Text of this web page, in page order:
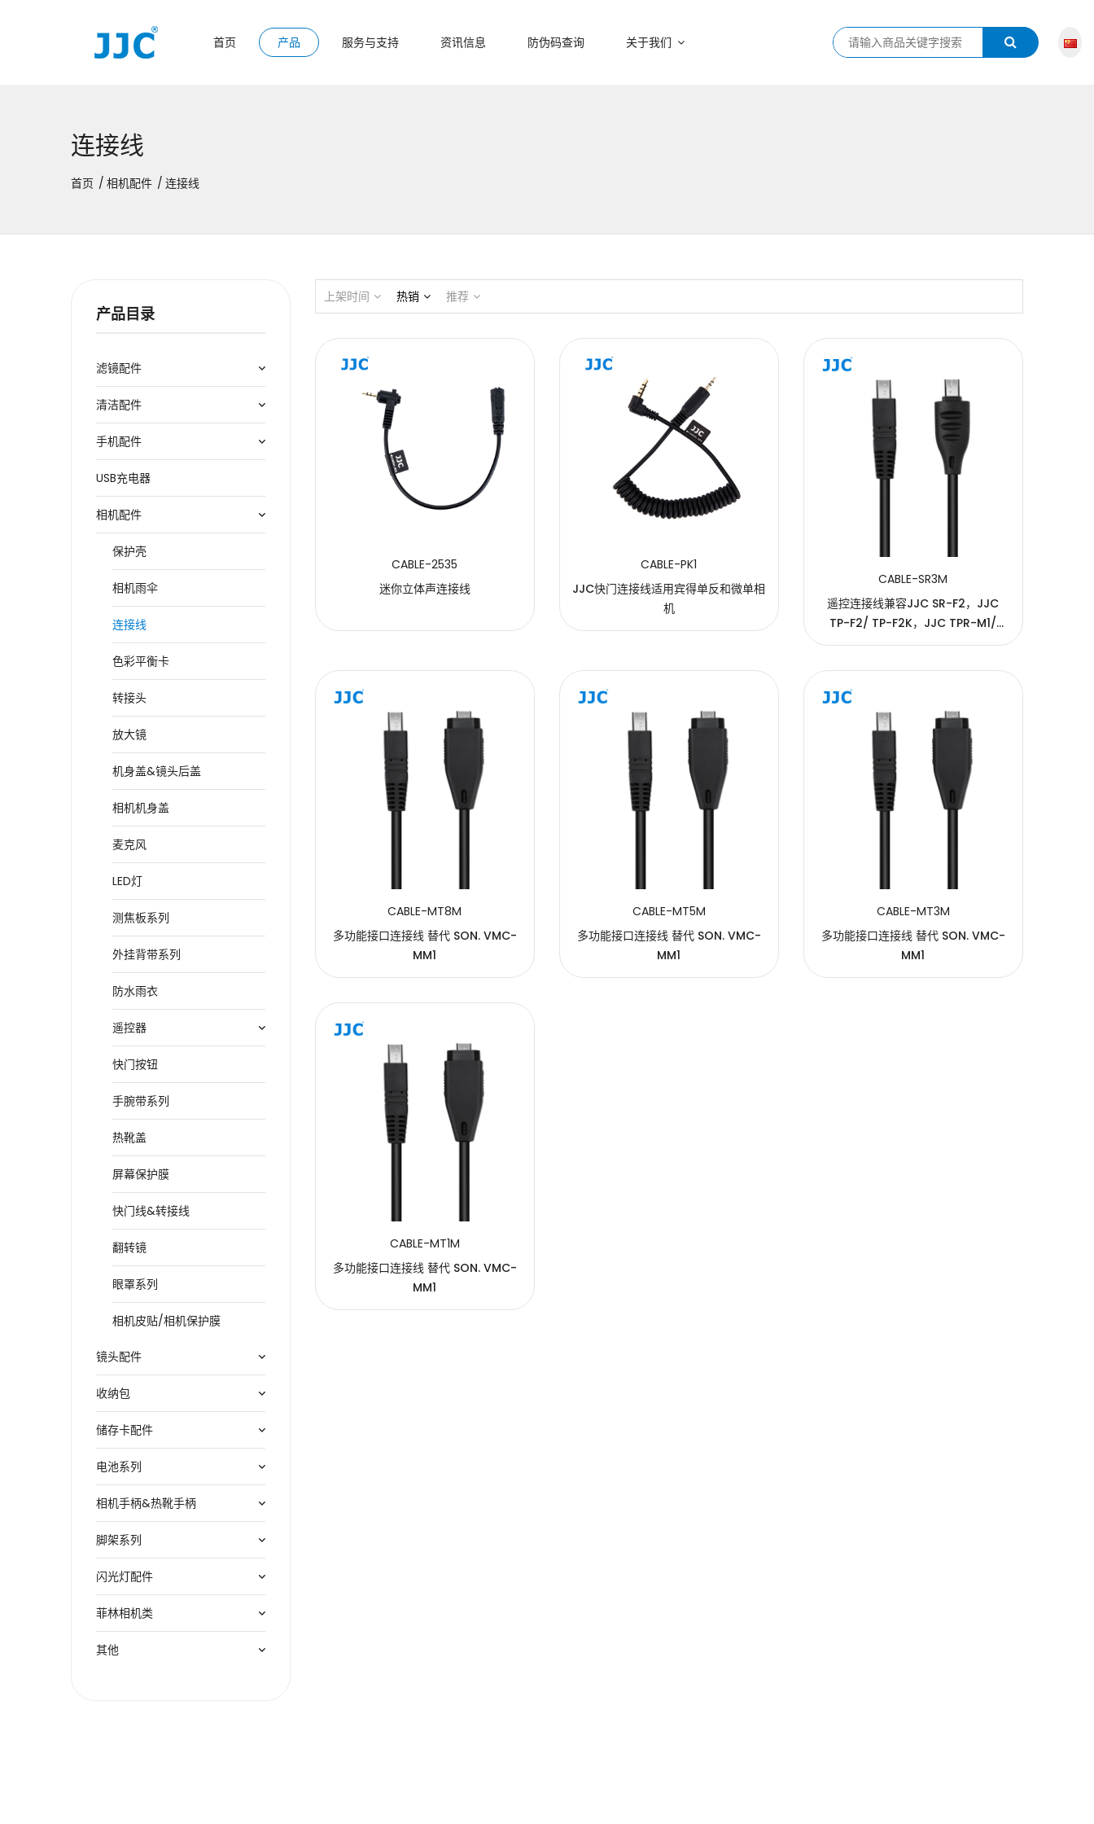
首页 产品 服务与支持 资讯信息 防伪码查询 关于我们
连接线
首页 相机配件 连接线
产品目录
滤镜配件
清洁配件
手机配件
USB充电器
相机配件
保护壳
相机雨伞
连接线
色彩平衡卡
转接头
放大镜
机身盖&镜头后盖
相机机身盖
麦克风
LED灯
测焦板系列
外挂背带系列
防水雨衣
遥控器
快门按钮
手腕带系列
热靴盖
屏幕保护膜
快门线&转接线
翻转镜
眼罩系列
相机皮贴/相机保护膜
镜头配件
收纳包
储存卡配件
电池系列
相机手柄&热靴手柄
脚架系列
闪光灯配件
菲林相机类
其他
上架时间 热销 推荐
CABLE-2535
迷你立体声连接线
CABLE-PK1
JJC快门连接线适用宾得单反和微单相
机
CABLE-SR3M
遥控连接线兼容JJC SR-F2，JJC
TP-F2/ TP-F2K，JJC TPR-M1/
TPR-U1
CABLE-MT8M
多功能接口连接线 替代 SON. VMC-
MM1
CABLE-MT5M
多功能接口连接线 替代 SON. VMC-
MM1
CABLE-MT3M
多功能接口连接线 替代 SON. VMC-
MM1
CABLE-MT1M
多功能接口连接线 替代 SON. VMC-
MM1